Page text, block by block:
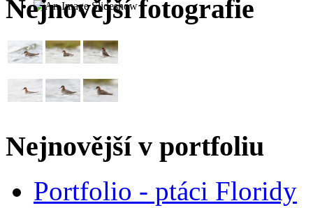
Nejnovější fotografie
Nejnovější v portfoliu
Portfolio - ptáci Floridy